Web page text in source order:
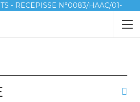
- RECEPISSE N°0083/HAAC/01-